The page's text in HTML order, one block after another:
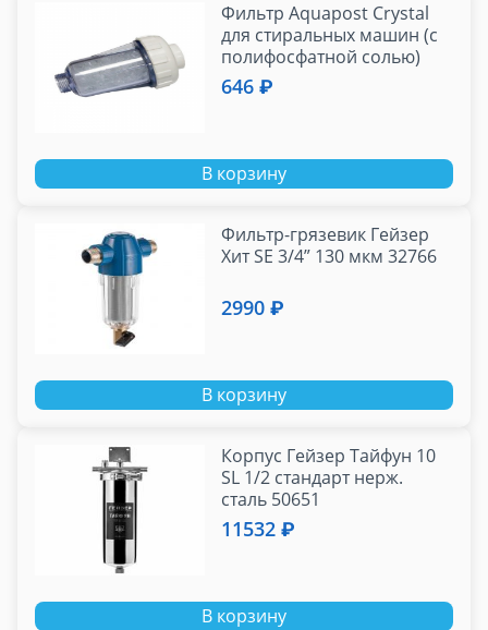
Фильтр Aquapost Crystal
для стиральных машин (с
полифосфатной солью)
646 ₽
В корзину
Фильтр-грязевик Гейзер
Хит SE 3/4” 130 мкм 32766
2990 ₽
В корзину
Корпус Гейзер Тайфун 10
SL 1/2 стандарт нерж.
сталь 50651
11532 ₽
В корзину